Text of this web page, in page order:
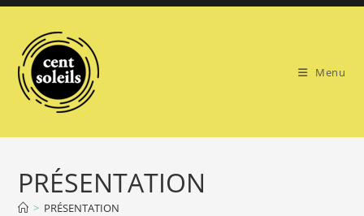
Skip
content
Menu
PRÉSENTATION
> PRÉSENTATION